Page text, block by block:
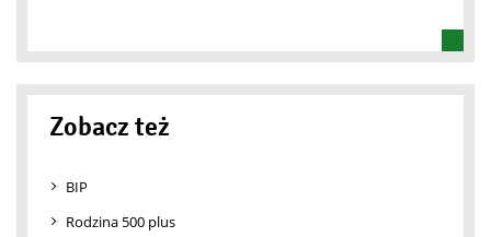
Zobacz też
BIP
Rodzina 500 plus